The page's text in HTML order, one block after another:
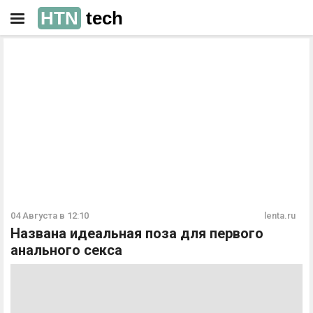
HTN tech
04 Августа в 12:10 lenta.ru
Названа идеальная поза для первого
анального секса